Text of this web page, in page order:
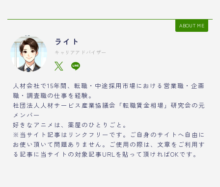
ABOUT ME
ライト
キャリアアドバイザー
人材会社で15年間、転職・中途採用市場における営業職・企画
職・調査職の仕事を経験。
社団法人人材サービス産業協議会「転職賃金相場」研究会の元
メンバー
好きなアニメは、薬屋のひとりごと。
※当サイト記事はリンクフリーです。ご自身のサイトへ自由に
お使い頂いて問題ありません。ご使用の際は、文章をご利用す
る記事に当サイトの対象記事URLを貼って頂ければOKです。